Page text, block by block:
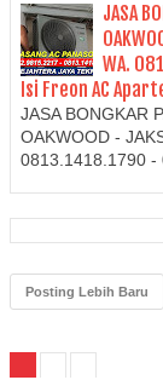
JASA
WA.
Isi Freon AC
JASA BONGKAR
OAKWOOD -
0813.1418.1790 -
Posting Lebih Baru